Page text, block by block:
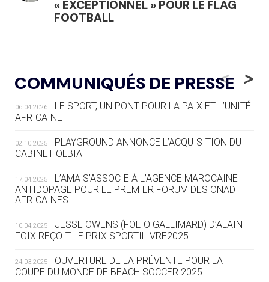
« EXCEPTIONNEL » POUR LE FLAG
FOOTBALL
LE RÊVE DE VOIR LA LUGE ALPINE
AUX JO « N'EST PAS FINI »
05.08 — TIR À L'ARC
DES MONDIAUX À BRISBANE SUR LA
ROUTE DES JO 2032
LE VILLAGE OLYMPIQUE DES ARAVIS
SE DESSINE
LE COJOP A TROUVÉ SON VILLAGE
OLYMPIQUE LYONNAIS
04.08 — ALLEMAGNE
COMMUNIQUÉS DE PRESSE
<
06.04.2026
LE SPORT, UN PONT POUR LA PAIX ET L’UNITÉ
AFRICAINE
02.10.2025
PLAYGROUND ANNONCE L’ACQUISITION DU
CABINET OLBIA
17.04.2025
L’AMA S’ASSOCIE À L’AGENCE MAROCAINE
ANTIDOPAGE POUR LE PREMIER FORUM DES ONAD
AFRICAINES
10.04.2025
JESSE OWENS (FOLIO GALLIMARD) D’ALAIN
FOIX REÇOIT LE PRIX SPORTILIVRE2025
24.03.2025
OUVERTURE DE LA PRÉVENTE POUR LA
COUPE DU MONDE DE BEACH SOCCER 2025
>